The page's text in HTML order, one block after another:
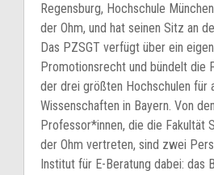
Regensburg, Hochschule
der Ohm, und hat seinen Sitz an
Das PZSGT verfügt über ein
Promotionsrecht und bündelt die
der drei größten Hochschulen für
Wissenschaften in Bayern. Von
Professor*innen, die die Fakultät
der Ohm vertreten, sind zwei
Institut für E-Beratung dabei: das